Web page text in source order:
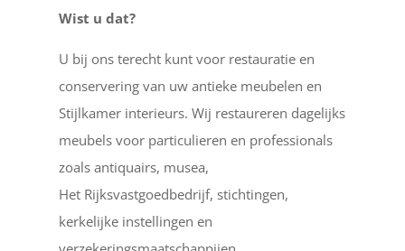
Wist u dat?
U bij ons terecht kunt voor restauratie en
conservering van uw antieke meubelen en
Stijlkamer interieurs. Wij restaureren dagelijks
meubels voor particulieren en professionals
zoals antiquairs, musea,
Het Rijksvastgoedbedrijf, stichtingen,
kerkelijke instellingen en